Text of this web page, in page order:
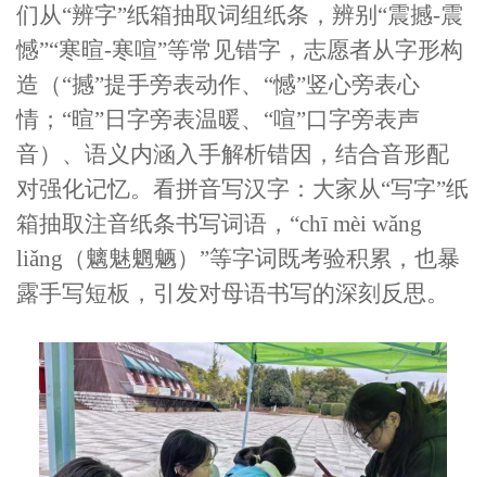
们从“辨字”纸箱抽取词组纸条，辨别“震撼-震
憾”“寒暄-寒喧”等常见错字，志愿者从字形构
造（“撼”提手旁表动作、“憾”竖心旁表心
情；“暄”日字旁表温暖、“喧”口字旁表声
音）、语义内涵入手解析错因，结合音形配
对强化记忆。看拼音写汉字：大家从“写字”纸
箱抽取注音纸条书写词语，“chī mèi wǎng
liǎng（魑魅魍魉）”等字词既考验积累，也暴
露手写短板，引发对母语书写的深刻反思。